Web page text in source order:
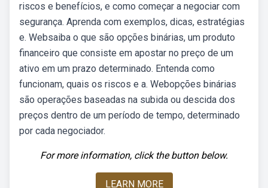
riscos e benefícios, e como começar a negociar com
segurança. Aprenda com exemplos, dicas, estratégias
e. Websaiba o que são opções binárias, um produto
financeiro que consiste em apostar no preço de um
ativo em um prazo determinado. Entenda como
funcionam, quais os riscos e a. Webopções binárias
são operações baseadas na subida ou descida dos
preços dentro de um período de tempo, determinado
por cada negociador.
For more information, click the button below.
LEARN MORE